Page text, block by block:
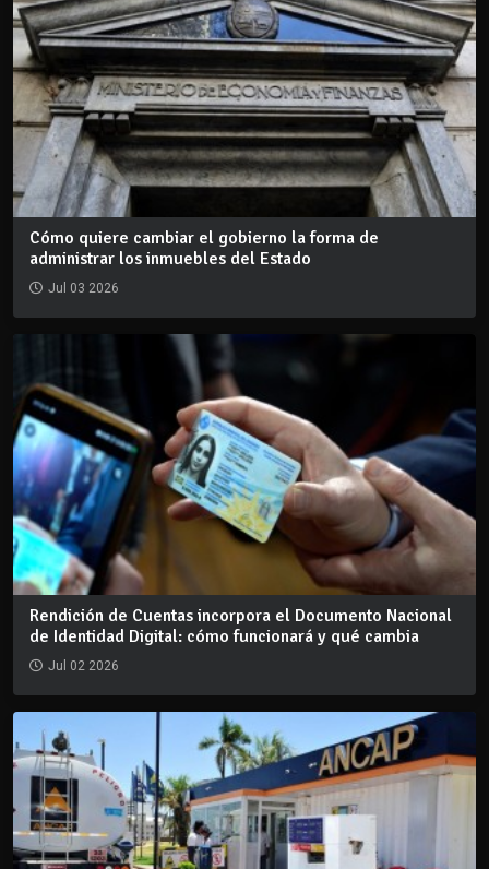
Cómo quiere cambiar el gobierno la forma de
administrar los inmuebles del Estado
Jul 03 2026
Rendición de Cuentas incorpora el Documento Nacional
de Identidad Digital: cómo funcionará y qué cambia
Jul 02 2026